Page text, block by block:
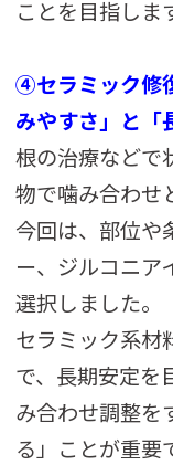
ことを目指しま
④セラミック修
みやすさ」と「
根の治療などで
物で噛み合わせ
今回は、部位や
ー、ジルコニア
選択しました。
セラミック系材
で、長期安定を
み合わせ調整を
る」ことが重要